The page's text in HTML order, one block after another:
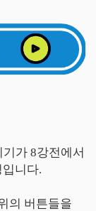
가 8강전에서
니다.
의 버튼들을